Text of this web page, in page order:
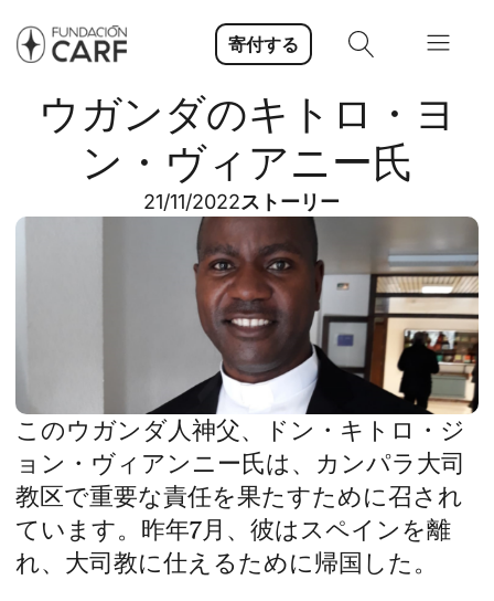
寄付する
ウガンダのキトロ・ヨ
ン・ヴィアニー氏
21/11/2022ストーリー
このウガンダ人神父、ドン・キトロ・ジ
ョン・ヴィアンニー氏は、カンパラ大司
教区で重要な責任を果たすために召され
ています。昨年7月、彼はスペインを離
れ、大司教に仕えるために帰国した。